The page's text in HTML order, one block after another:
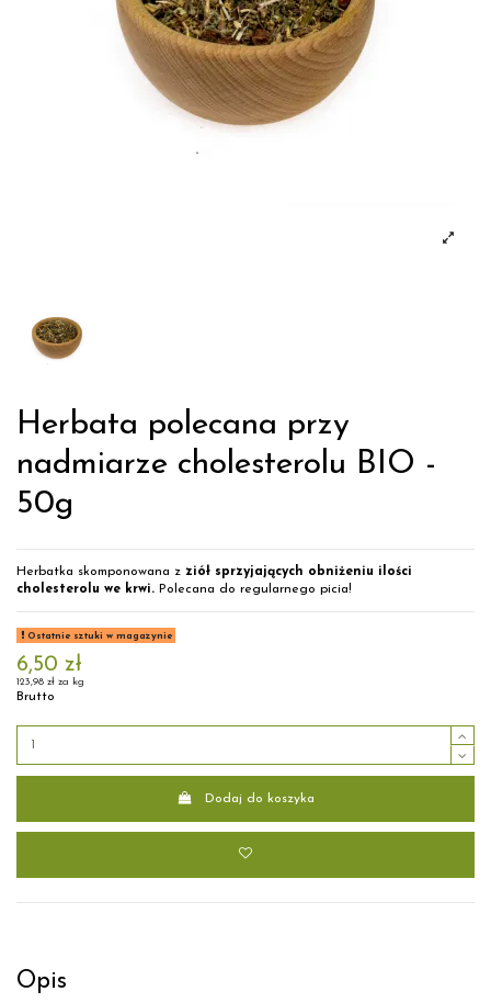
Herbata polecana przy
nadmiarze cholesterolu BIO -
50g
Herbatka skomponowana z ziół sprzyjających obniżeniu ilości
cholesterolu we krwi. Polecana do regularnego picia!
Ostatnie sztuki w magazynie
6,50 zł
123,98 zł za kg
Brutto
Dodaj do koszyka
Opis